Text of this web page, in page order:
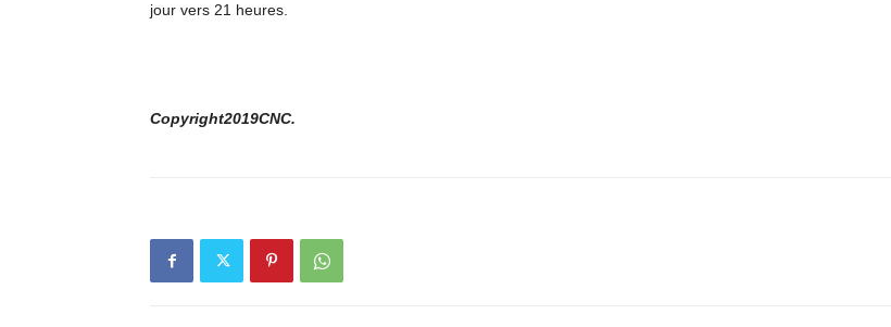
jour vers 21 heures.
Copyright2019CNC.